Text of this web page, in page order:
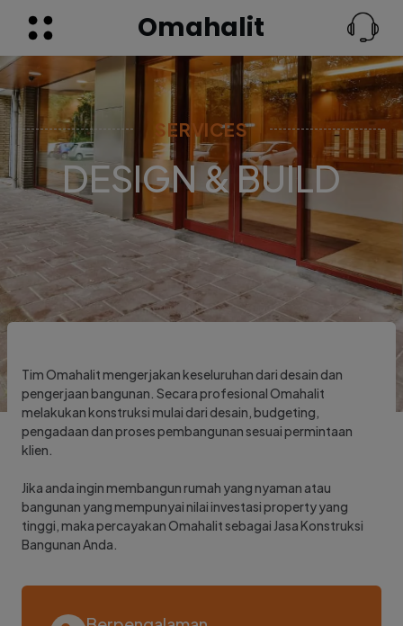
Omahalit
SERVICES
DESIGN & BUILD
Tim Omahalit mengerjakan keseluruhan dari desain dan
pengerjaan bangunan. Secara profesional Omahalit
melakukan konstruksi mulai dari desain, budgeting,
pengadaan dan proses pembangunan sesuai permintaan
klien.
Jika anda ingin membangun rumah yang nyaman atau
bangunan yang mempunyai nilai investasi property yang
tinggi, maka percayakan Omahalit sebagai Jasa Konstruksi
Bangunan Anda.